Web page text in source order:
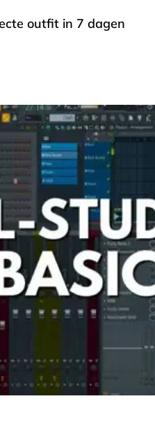
outfit in 7 dagen